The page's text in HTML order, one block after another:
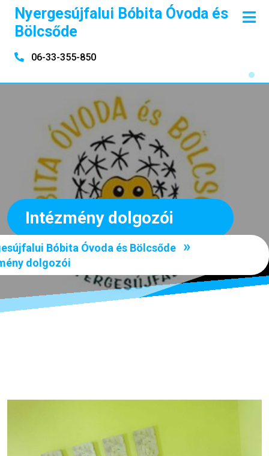
content
Nyergesújfalui Bóbita Óvoda és
Bölcsőde
06-33-355-850
Intézmény dolgozói
Bóbita Óvoda és Bölcsőde »
dolgozói